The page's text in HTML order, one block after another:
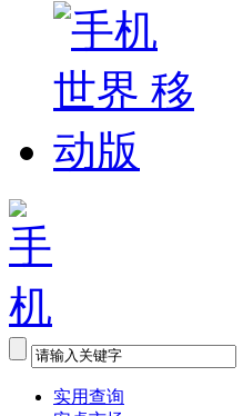
实用查询